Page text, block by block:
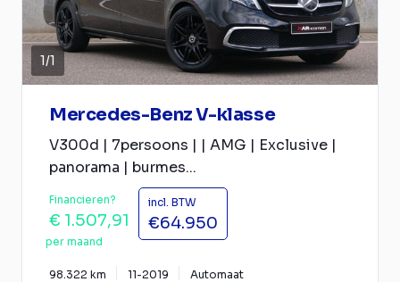
1/1
Mercedes-Benz V-klasse
V300d | 7persoons | | AMG | Exclusive |
panorama | burmes...
Financieren?
€ 1.507,91
per maand
incl. BTW
€64.950
98.322 km 11-2019 Automaat